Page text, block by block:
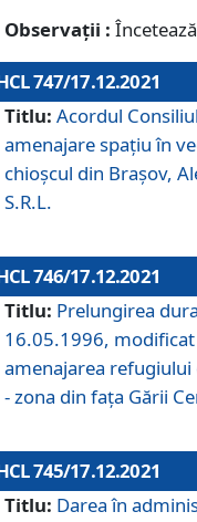
Observații :
747/17.12.2021
Titlu: Acordul
amenajare spațiu în
chioșcul din Brașov,
S.R.L.
746/17.12.2021
Titlu: Prelungirea
16.05.1996,
amenajarea refugiului
- zona din faţa Gării
745/17.12.2021
Titlu: Darea în